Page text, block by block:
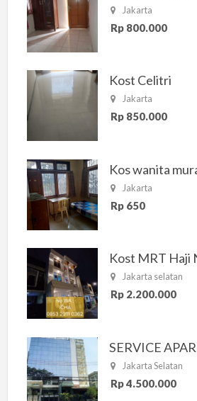
Jakarta
Rp 800.000
Kost Celitri
Jakarta
Rp 850.000
Jakarta
Rp 650
Jakarta selatan
Rp 2.200.000
Jakarta Selatan
Rp 4.500.000